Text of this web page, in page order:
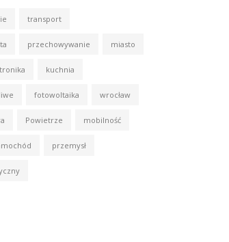
transport
przechowywanie miasto
kuchnia
fotowoltaika wrocław
Powietrze mobilność
przemysł